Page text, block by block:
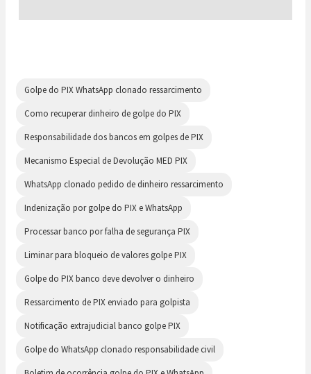
Golpe do PIX WhatsApp clonado ressarcimento
Como recuperar dinheiro de golpe do PIX
Responsabilidade dos bancos em golpes de PIX
Mecanismo Especial de Devolução MED PIX
WhatsApp clonado pedido de dinheiro ressarcimento
Indenização por golpe do PIX e WhatsApp
Processar banco por falha de segurança PIX
Liminar para bloqueio de valores golpe PIX
Golpe do PIX banco deve devolver o dinheiro
Ressarcimento de PIX enviado para golpista
Notificação extrajudicial banco golpe PIX
Golpe do WhatsApp clonado responsabilidade civil